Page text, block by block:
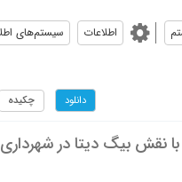
اطلاعات سیستم‌های
دانلود چکیده
نقش بیگ دیتا در شهرداری